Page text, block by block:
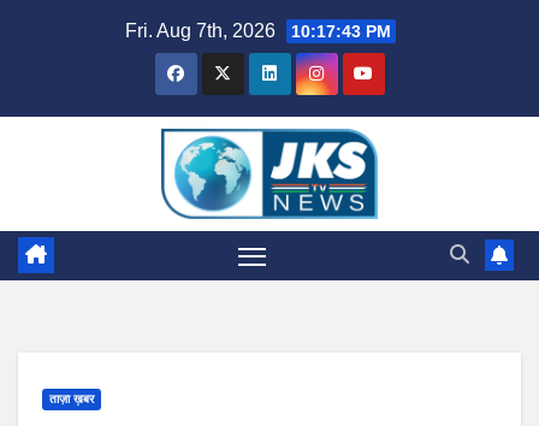
Fri. Aug 7th, 2026 10:17:43 PM
ताज़ा ख़बर